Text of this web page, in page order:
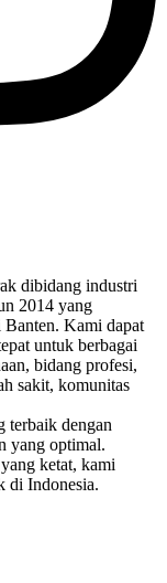
dibidang industri
2014 yang
Banten. Kami dapat
untuk berbagai
bidang profesi,
sakit, komunitas
terbaik dengan
yang optimal.
ketat, kami
di Indonesia.